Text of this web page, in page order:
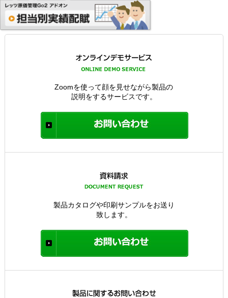
Zoomを使って顔を見せながら製品の
説明をするサービスです。
製品カタログや印刷サンプルをお送り
致します。